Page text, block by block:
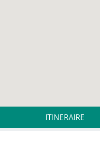
ITINERAIRE